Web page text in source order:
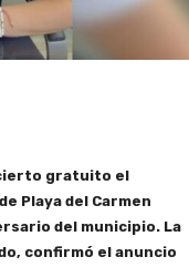
gratuito el
Playa del Carmen
del municipio. La
confirmó el anuncio